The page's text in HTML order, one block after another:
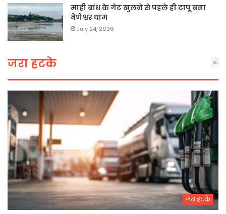
माही बांध के गेट खुलने से पहले ही टापू बना
बेणेश्वर धाम
July 24, 2026
जरा हटके
जरा हटके